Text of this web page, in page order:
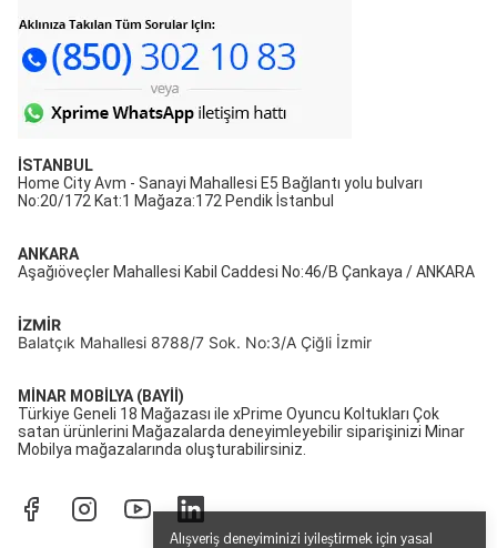
Alışveriş deneyiminizi iyileştirmek için yasal
İSTANBUL
Home City Avm - Sanayi Mahallesi E5 Bağlantı yolu bulvarı
No:20/172 Kat:1 Mağaza:172 Pendik İstanbul
ANKARA
Aşağıöveçler Mahallesi Kabil Caddesi No:46/B Çankaya / ANKARA
İZMİR
Balatçık Mahallesi 8788/7 Sok. No:3/A Çiğli İzmir
MİNAR MOBİLYA (BAYİİ)
Türkiye Geneli 18 Mağazası ile xPrime Oyuncu Koltukları Çok
satan ürünlerini Mağazalarda deneyimleyebilir siparişinizi Minar
Mobilya mağazalarında oluşturabilirsiniz.